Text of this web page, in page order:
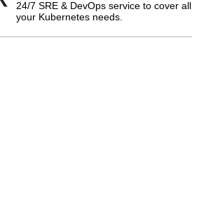
24/7 SRE & DevOps service to cover all
your Kubernetes needs.